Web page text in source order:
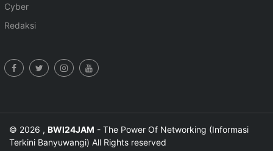
Cyber
Redaksi
© 2026 , BWI24JAM - The Power Of Networking (Informasi
Terkini Banyuwangi) All Rights reserved